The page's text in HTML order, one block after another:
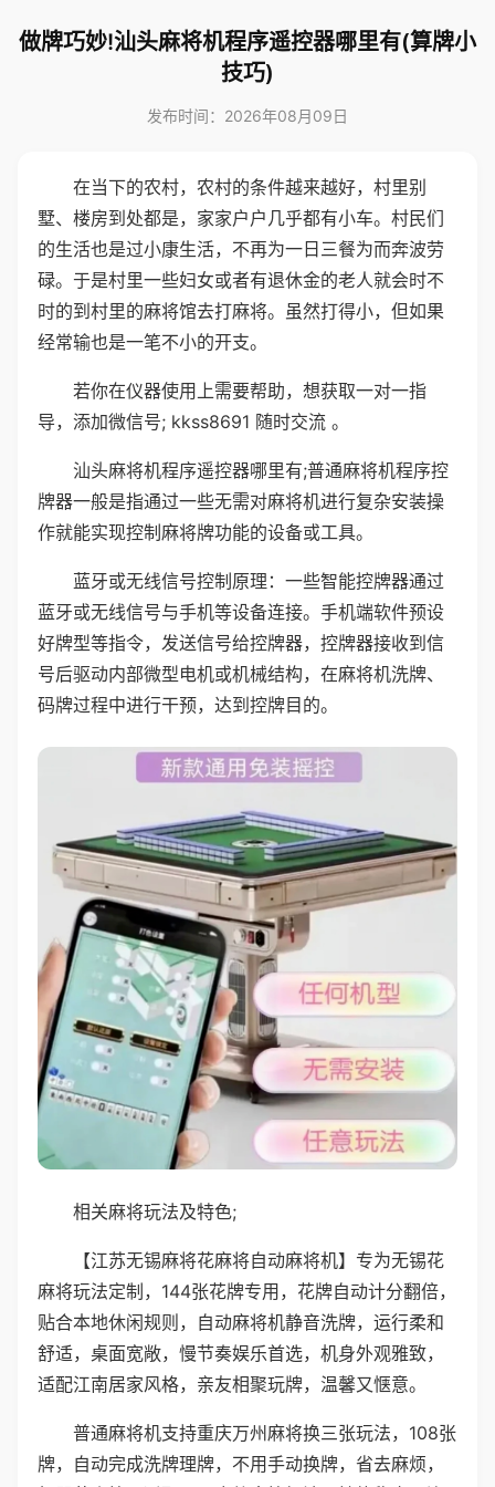
做牌巧妙!汕头麻将机程序遥控器哪里有(算牌小
技巧)
发布时间：2026年08月09日
在当下的农村，农村的条件越来越好，村里别
墅、楼房到处都是，家家户户几乎都有小车。村民们
的生活也是过小康生活，不再为一日三餐为而奔波劳
碌。于是村里一些妇女或者有退休金的老人就会时不
时的到村里的麻将馆去打麻将。虽然打得小，但如果
经常输也是一笔不小的开支。
若你在仪器使用上需要帮助，想获取一对一指
导，添加微信号; kkss8691 随时交流 。
汕头麻将机程序遥控器哪里有;普通麻将机程序控
牌器一般是指通过一些无需对麻将机进行复杂安装操
作就能实现控制麻将牌功能的设备或工具。
蓝牙或无线信号控制原理：一些智能控牌器通过
蓝牙或无线信号与手机等设备连接。手机端软件预设
好牌型等指令，发送信号给控牌器，控牌器接收到信
号后驱动内部微型电机或机械结构，在麻将机洗牌、
码牌过程中进行干预，达到控牌目的。
相关麻将玩法及特色;
【江苏无锡麻将花麻将自动麻将机】专为无锡花
麻将玩法定制，144张花牌专用，花牌自动计分翻倍，
贴合本地休闲规则，自动麻将机静音洗牌，运行柔和
舒适，桌面宽敞，慢节奏娱乐首选，机身外观雅致，
适配江南居家风格，亲友相聚玩牌，温馨又惬意。
普通麻将机支持重庆万州麻将换三张玩法，108张
牌，自动完成洗牌理牌，不用手动换牌，省去麻烦，